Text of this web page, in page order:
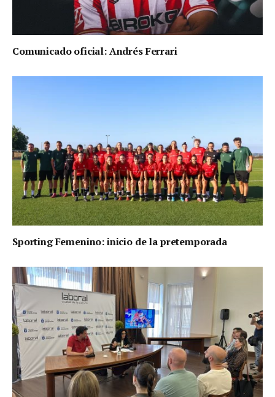
Comunicado oficial: Andrés Ferrari
Sporting Femenino: inicio de la pretemporada